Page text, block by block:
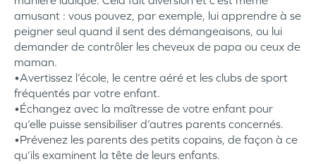
amusant : vous pouvez, par exemple, lui apprendre à se
peigner seul quand il sent des démangeaisons, ou lui
demander de contrôler les cheveux de papa ou ceux de
maman.
•Avertissez l’école, le centre aéré et les clubs de sport
fréquentés par votre enfant.
•Échangez avec la maîtresse de votre enfant pour
qu’elle puisse sensibiliser d’autres parents concernés.
•Prévenez les parents des petits copains, de façon à ce
qu’ils examinent la tête de leurs enfants.